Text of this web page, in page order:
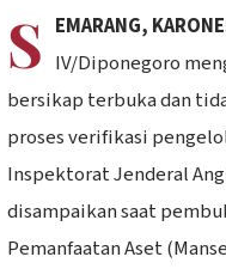
S EMARANG,
IV/Diponegoro
bersikap terbuka dan
proses verifikasi
Inspektorat Jenderal
disampaikan saat
Pemanfaatan Aset